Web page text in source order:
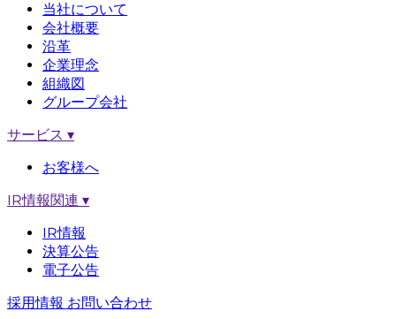
当社について
会社概要
沿革
企業理念
組織図
グループ会社
サービス ▾
お客様へ
IR情報関連 ▾
IR情報
決算公告
電子公告
採用情報 お問い合わせ